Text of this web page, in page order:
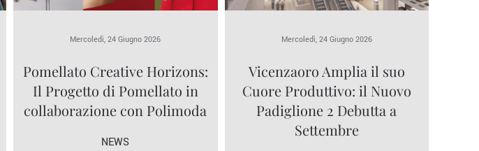
Mercoledì, 24 Giugno 2026
Pomellato Creative Horizons:
Il Progetto di Pomellato in
collaborazione con Polimoda
NEWS
Mercoledì, 24 Giugno 2026
Vicenzaoro Amplia il suo
Cuore Produttivo: il Nuovo
Padiglione 2 Debutta a
Settembre